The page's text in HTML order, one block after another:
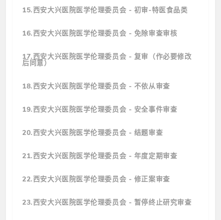
15.西安大兴医院医学伦理委员会 - 初审-特医食品类
16.西安大兴医院医学伦理委员会 - 免除审查审核
17.西安大兴医院医学伦理委员会 - 复审（作必要修改
后同意）
18.西安大兴医院医学伦理委员会 - 不依从审查
19.西安大兴医院医学伦理委员会 - 安全事件审查
20.西安大兴医院医学伦理委员会 - 结题审查
21.西安大兴医院医学伦理委员会 - 年度定期审查
22.西安大兴医院医学伦理委员会 - 修正案审查
23.西安大兴医院医学伦理委员会 - 暂停终止研究审查